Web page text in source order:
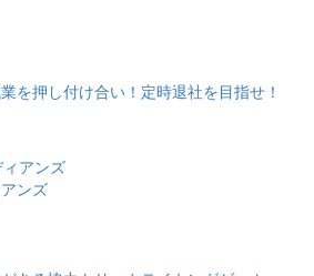
を押し付け合い！定時退社を目指せ！
ンズ